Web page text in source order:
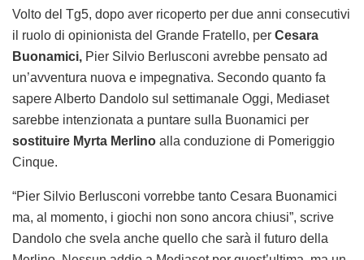
Volto del Tg5, dopo aver ricoperto per due anni consecutivi
il ruolo di opinionista del Grande Fratello, per Cesara
Buonamici, Pier Silvio Berlusconi avrebbe pensato ad
un’avventura nuova e impegnativa. Secondo quanto fa
sapere Alberto Dandolo sul settimanale Oggi, Mediaset
sarebbe intenzionata a puntare sulla Buonamici per
sostituire Myrta Merlino alla conduzione di Pomeriggio
Cinque.
“Pier Silvio Berlusconi vorrebbe tanto Cesara Buonamici
ma, al momento, i giochi non sono ancora chiusi”, scrive
Dandolo che svela anche quello che sarà il futuro della